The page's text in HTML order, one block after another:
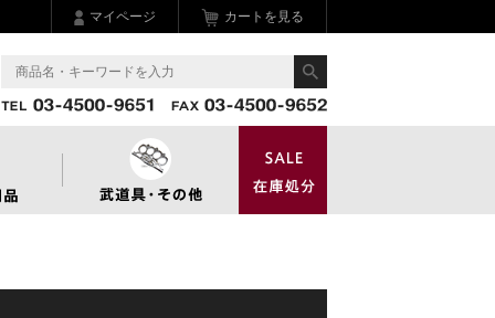
マイページ カートを見る